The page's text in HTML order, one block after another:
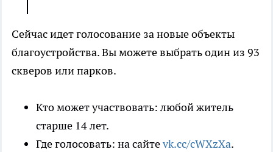
Сейчас идет голосование за новые объекты
благоустройства. Вы можете выбрать один из 93
скверов или парков.
Кто может участвовать: любой житель
старше 14 лет.
Где голосовать: на сайтеvk.cc/cWXzXa.